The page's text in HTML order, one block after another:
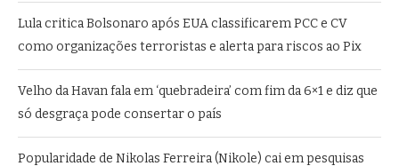
Lula critica Bolsonaro após EUA classificarem PCC e CV
como organizações terroristas e alerta para riscos ao Pix
Velho da Havan fala em ‘quebradeira’ com fim da 6×1 e diz que
só desgraça pode consertar o país
Popularidade de Nikolas Ferreira (Nikole) cai em pesquisas